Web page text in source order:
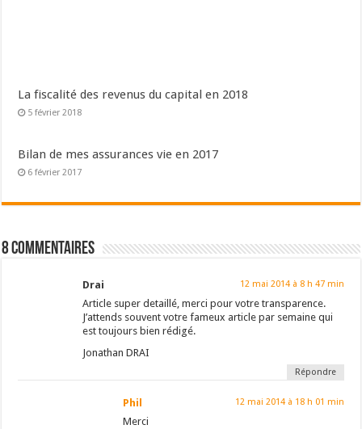
La fiscalité des revenus du capital en 2018
5 février 2018
Bilan de mes assurances vie en 2017
6 février 2017
8 Commentaires
Drai 12 mai 2014 à 8 h 47 min
Article super detaillé, merci pour votre transparence.
J’attends souvent votre fameux article par semaine qui
est toujours bien rédigé.
Jonathan DRAI
Répondre
Phil 12 mai 2014 à 18 h 01 min
Merci